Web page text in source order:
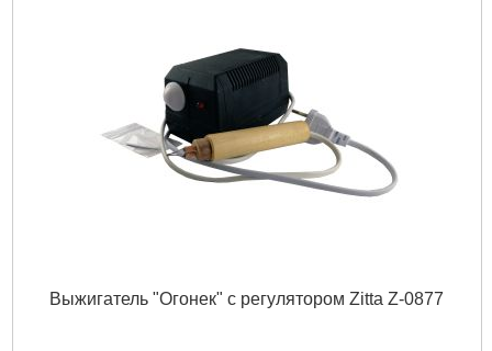
Выжигатель "Огонек" с регулятором Zitta Z-0877